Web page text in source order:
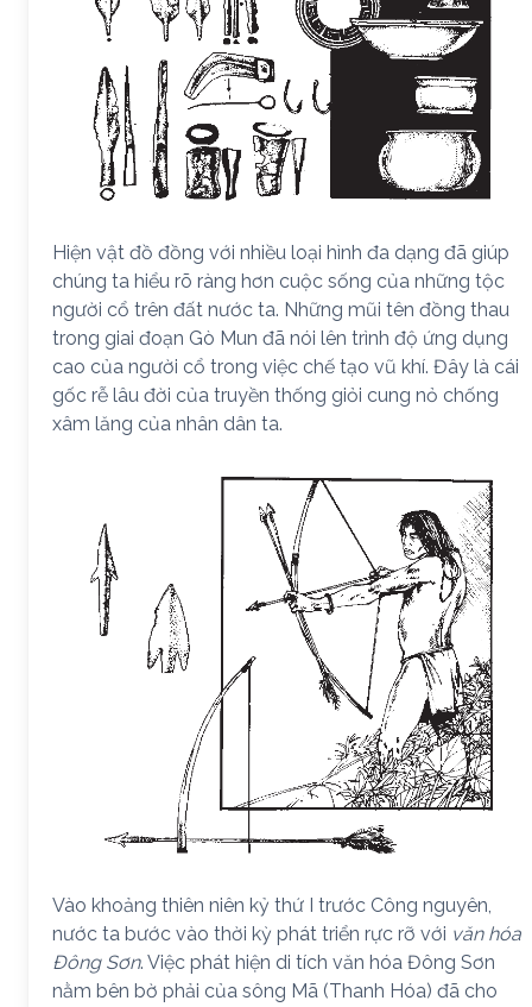
Hiện vật đồ đồng với nhiều loại hình đa dạng đã giúp
chúng ta hiểu rõ ràng hơn cuộc sống của những tộc
người cổ trên đất nước ta. Những mũi tên đồng thau
trong giai đoạn Gò Mun đã nói lên trình độ ứng dụng
cao của người cổ trong việc chế tạo vũ khí. Đây là cái
gốc rễ lâu đời của truyền thống giỏi cung nỏ chống
xâm lăng của nhân dân ta.
Vào khoảng thiên niên kỷ thứ I trước Công nguyên,
nước ta bước vào thời kỳ phát triển rực rỡ với văn hóa
Đông Sơn. Việc phát hiện di tích văn hóa Đông Sơn
nằm bên bờ phải của sông Mã (Thanh Hóa) đã cho